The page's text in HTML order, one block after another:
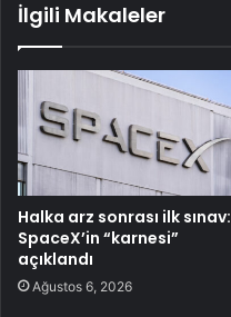
İlgili Makaleler
Halka arz sonrası ilk sınav:
SpaceX’in “karnesi”
açıklandı
Ağustos 6, 2026